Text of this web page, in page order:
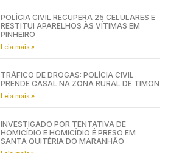
POLÍCIA CIVIL RECUPERA 25 CELULARES E
RESTITUI APARELHOS ÀS VÍTIMAS EM
PINHEIRO
Leia mais »
TRÁFICO DE DROGAS: POLÍCIA CIVIL
PRENDE CASAL NA ZONA RURAL DE TIMON
Leia mais »
INVESTIGADO POR TENTATIVA DE
HOMICÍDIO E HOMICÍDIO É PRESO EM
SANTA QUITÉRIA DO MARANHÃO